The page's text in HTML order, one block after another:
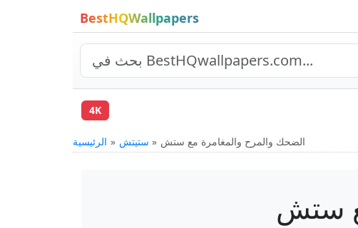
BestHQWallpapers
4K
الرئيسية ستيتش الضحك والمرح والمغامرة مع ستش
ستش